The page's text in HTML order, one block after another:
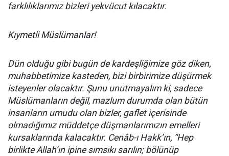
farklılıklarımız bizleri yekvücut kılacaktır.
Kıymetli Müslümanlar!
Dün olduğu gibi bugün de kardeşliğimize göz diken,
muhabbetimize kasteden, bizi birbirimize düşürmek
isteyenler olacaktır. Şunu unutmayalım ki, sadece
Müslümanların değil, mazlum durumda olan bütün
insanların umudu olan bizler, gaflet içerisinde
olmadığımız müddetçe düşmanlarımızın emelleri
kursaklarında kalacaktır. Cenâb-ı Hakk’ın, “Hep
birlikte Allah’ın ipine sımsıkı sarılın; bölünüp